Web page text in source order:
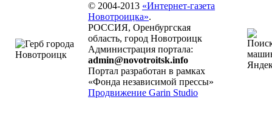
© 2004-2013 «Интернет-газета
Новотроицка».
РОССИЯ, Оренбургская
область, город Новотроицк
Администрация портала:
admin@novotroitsk.info
Портал разработан в рамках
«Фонда независимой прессы»
Продвижение Garin Studio